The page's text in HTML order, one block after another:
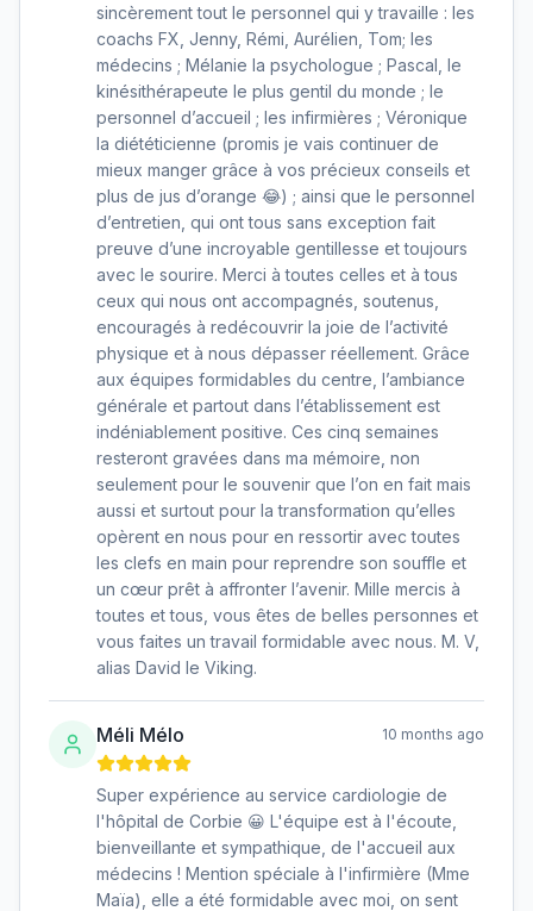
sincèrement tout le personnel qui y travaille : les
coachs FX, Jenny, Rémi, Aurélien, Tom; les
médecins ; Mélanie la psychologue ; Pascal, le
kinésithérapeute le plus gentil du monde ; le
personnel d’accueil ; les infirmières ; Véronique
la diététicienne (promis je vais continuer de
mieux manger grâce à vos précieux conseils et
plus de jus d’orange 😂) ; ainsi que le personnel
d’entretien, qui ont tous sans exception fait
preuve d’une incroyable gentillesse et toujours
avec le sourire. Merci à toutes celles et à tous
ceux qui nous ont accompagnés, soutenus,
encouragés à redécouvrir la joie de l’activité
physique et à nous dépasser réellement. Grâce
aux équipes formidables du centre, l’ambiance
générale et partout dans l’établissement est
indéniablement positive. Ces cinq semaines
resteront gravées dans ma mémoire, non
seulement pour le souvenir que l’on en fait mais
aussi et surtout pour la transformation qu’elles
opèrent en nous pour en ressortir avec toutes
les clefs en main pour reprendre son souffle et
un cœur prêt à affronter l’avenir. Mille mercis à
toutes et tous, vous êtes de belles personnes et
vous faites un travail formidable avec nous. M. V,
alias David le Viking.
Méli Mélo 10 months ago
Super expérience au service cardiologie de
l'hôpital de Corbie 😀 L'équipe est à l'écoute,
bienveillante et sympathique, de l'accueil aux
médecins ! Mention spéciale à l'infirmière (Mme
Maïa), elle a été formidable avec moi, on sent